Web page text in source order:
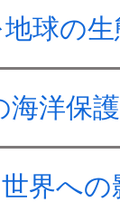
球の
洋保
界へ